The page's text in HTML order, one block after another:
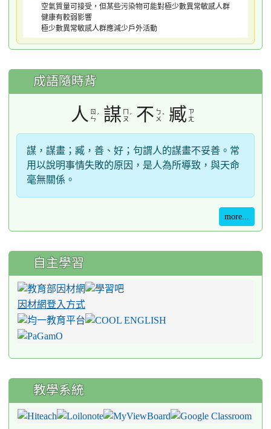
空氣質量可接受，但某些污染物可能對極少數異常敏感人群
健康有較弱影響
極少數異常敏感人群應減少戶外活動
成語隨時背
人
ㄖ
ㄣ ˊ 謀 ㄇ
ㄡ ˊ 不 ㄅ
ㄨ ˋ 臧 ㄗ
ㄤ
謀，謀畫；臧，善、好；句謂人的謀畫不妥善。常
用以說明事情失敗的原因，是人為所導致，與天命
毫無關係。
more...
自主學習
因材網登入方式
教學系統